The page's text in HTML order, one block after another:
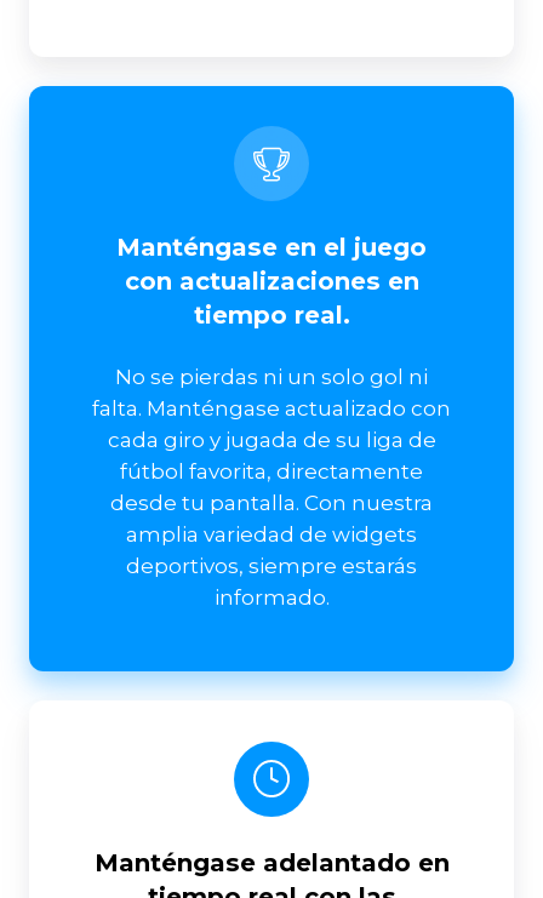
Manténgase en el juego
con actualizaciones en
tiempo real.
No se pierdas ni un solo gol ni
falta. Manténgase actualizado con
cada giro y jugada de su liga de
fútbol favorita, directamente
desde tu pantalla. Con nuestra
amplia variedad de widgets
deportivos, siempre estarás
informado.
Manténgase adelantado en